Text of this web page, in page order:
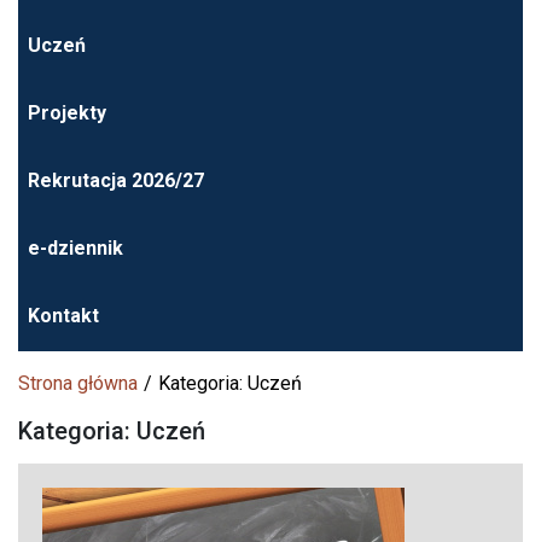
Uczeń
Projekty
Rekrutacja 2026/27
e-dziennik
Kontakt
Strona główna Kategoria: Uczeń
Kategoria: Uczeń